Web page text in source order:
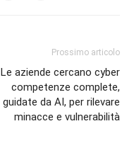
Prossimo articolo
Le aziende cercano cyber
competenze complete,
guidate da AI, per rilevare
minacce e vulnerabilità